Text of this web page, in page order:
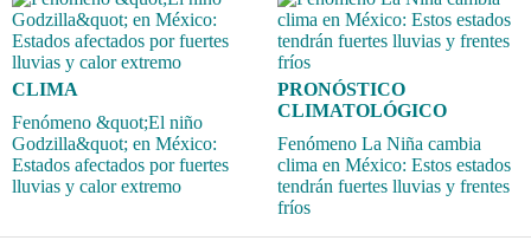
CLIMA
Fenómeno &quot;El niño
Godzilla&quot; en México:
Estados afectados por fuertes
lluvias y calor extremo
PRONÓSTICO
CLIMATOLÓGICO
Fenómeno La Niña cambia
clima en México: Estos estados
tendrán fuertes lluvias y frentes
fríos